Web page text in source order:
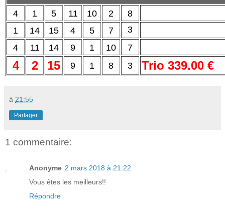
4
1 5 11 10 2
8
1
14 15 4 5 7
3
4
11 14 9 1 10 7
4 2 15 9 1 8 3 Trio 339.00 €
à 21:55
Partager
1 commentaire:
Anonyme 2 mars 2018 à 21:22
Vous êtes les meilleurs!!
Répondre